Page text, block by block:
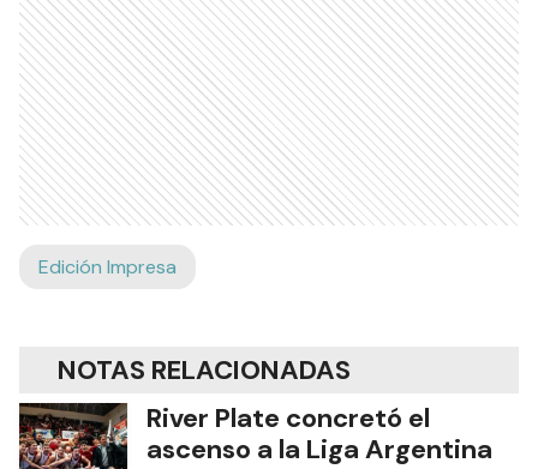
Edición Impresa
NOTAS RELACIONADAS
River Plate concretó el
ascenso a la Liga Argentina